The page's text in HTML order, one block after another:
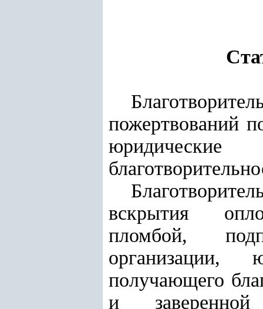
пожертвований
вскрытия
пломбой,
организации,
получающего
и заверенной